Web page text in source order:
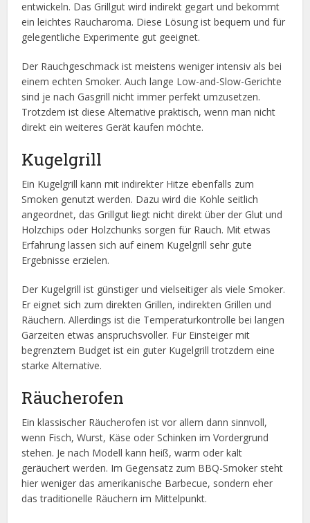
entwickeln. Das Grillgut wird indirekt gegart und bekommt
ein leichtes Raucharoma. Diese Lösung ist bequem und für
gelegentliche Experimente gut geeignet.
Der Rauchgeschmack ist meistens weniger intensiv als bei
einem echten Smoker. Auch lange Low-and-Slow-Gerichte
sind je nach Gasgrill nicht immer perfekt umzusetzen.
Trotzdem ist diese Alternative praktisch, wenn man nicht
direkt ein weiteres Gerät kaufen möchte.
Kugelgrill
Ein Kugelgrill kann mit indirekter Hitze ebenfalls zum
Smoken genutzt werden. Dazu wird die Kohle seitlich
angeordnet, das Grillgut liegt nicht direkt über der Glut und
Holzchips oder Holzchunks sorgen für Rauch. Mit etwas
Erfahrung lassen sich auf einem Kugelgrill sehr gute
Ergebnisse erzielen.
Der Kugelgrill ist günstiger und vielseitiger als viele Smoker.
Er eignet sich zum direkten Grillen, indirekten Grillen und
Räuchern. Allerdings ist die Temperaturkontrolle bei langen
Garzeiten etwas anspruchsvoller. Für Einsteiger mit
begrenztem Budget ist ein guter Kugelgrill trotzdem eine
starke Alternative.
Räucherofen
Ein klassischer Räucherofen ist vor allem dann sinnvoll,
wenn Fisch, Wurst, Käse oder Schinken im Vordergrund
stehen. Je nach Modell kann heiß, warm oder kalt
geräuchert werden. Im Gegensatz zum BBQ-Smoker steht
hier weniger das amerikanische Barbecue, sondern eher
das traditionelle Räuchern im Mittelpunkt.